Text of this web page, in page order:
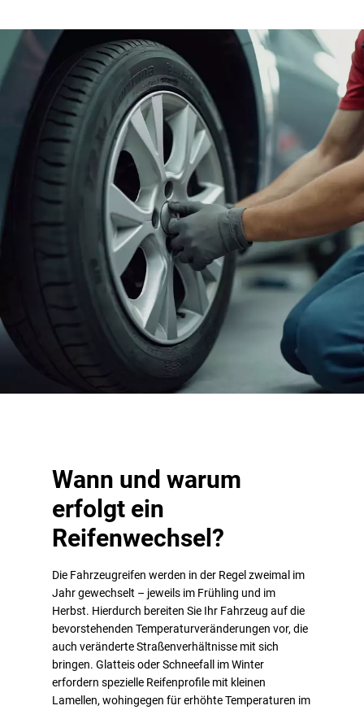
Wann und warum
erfolgt ein
Reifenwechsel?
Die Fahrzeugreifen werden in der Regel zweimal im
Jahr gewechselt – jeweils im Frühling und im
Herbst. Hierdurch bereiten Sie Ihr Fahrzeug auf die
bevorstehenden Temperaturveränderungen vor, die
auch veränderte Straßenverhältnisse mit sich
bringen. Glatteis oder Schneefall im Winter
erfordern spezielle Reifenprofile mit kleinen
Lamellen, wohingegen für erhöhte Temperaturen im